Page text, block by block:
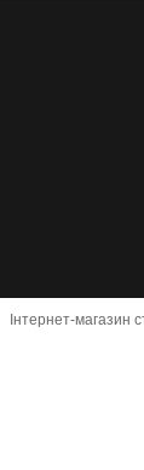
Інтернет-магазин